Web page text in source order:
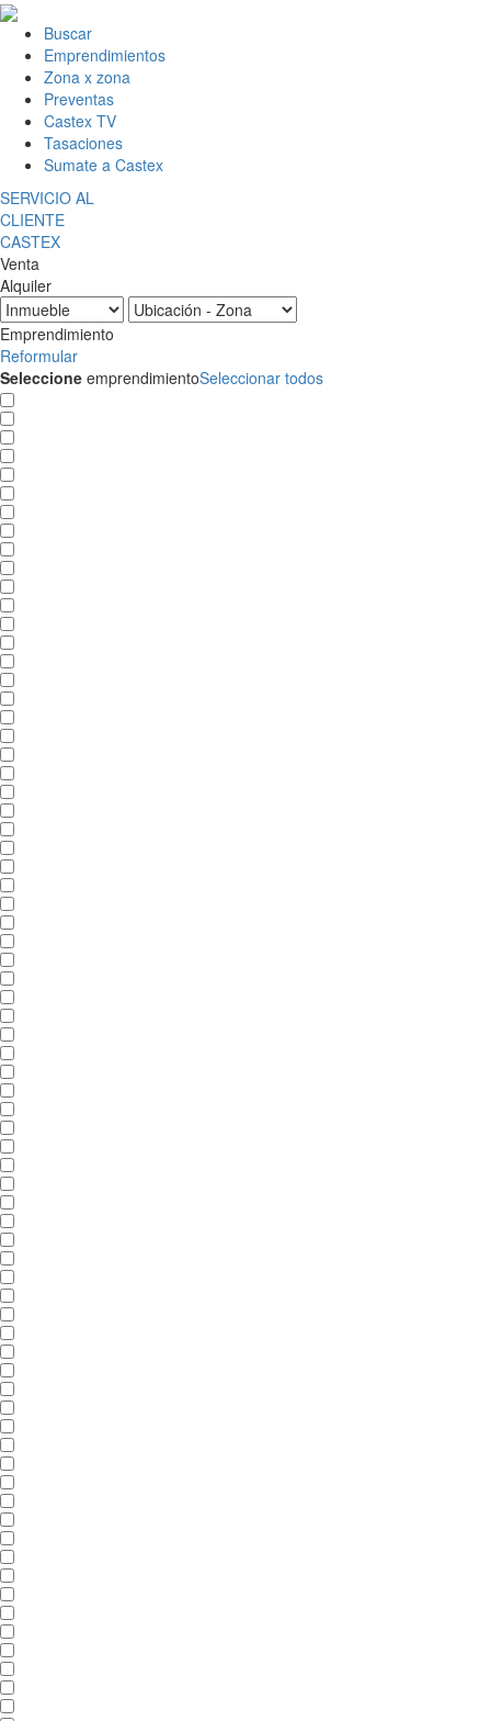
Buscar
Emprendimientos
Zona x zona
Preventas
Castex TV
Tasaciones
Sumate a Castex
SERVICIO AL
CLIENTE
CASTEX
Venta
Alquiler
Emprendimiento
Reformular
Seleccione emprendimientoSeleccionar todos